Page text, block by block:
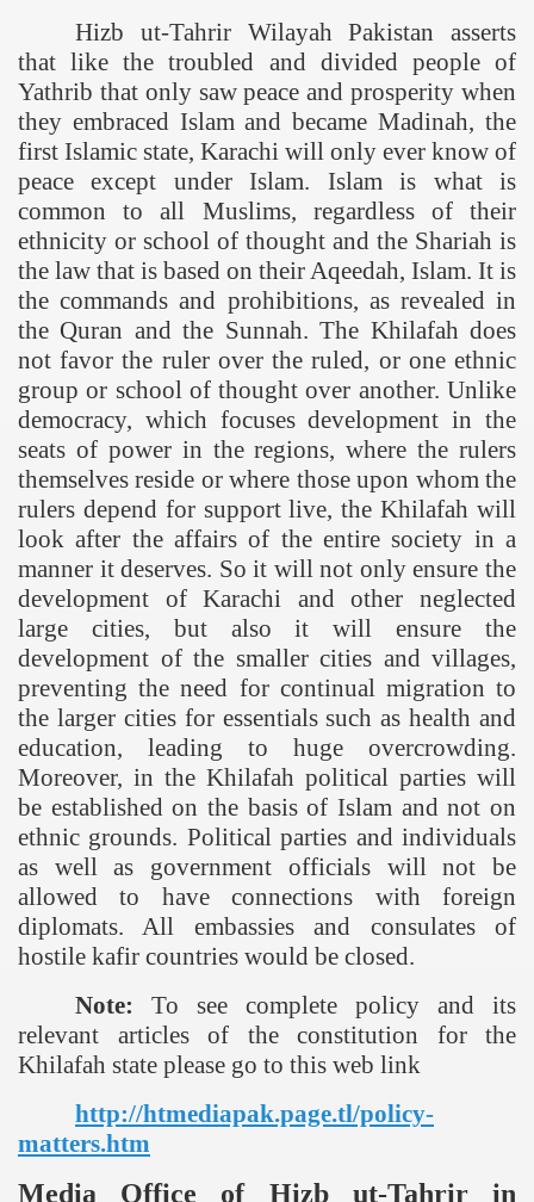
Hizb ut-Tahrir WilayahPakistan asserts
that like the troubled and divided people of
Yathrib that only saw peace and prosperity when
they embraced Islam and became Madinah, the
first Islamic state, Karachi will only ever know of
peace except under Islam. Islam is what is
common to all Muslims, regardless of their
ethnicity or school of thought and the Shariah is
the law that is based on their Aqeedah, Islam. It is
the commands and prohibitions, as revealed in
the Quran and the Sunnah. The Khilafah does
not favor the ruler over the ruled, or one ethnic
group or school of thought over another. Unlike
democracy, which focuses development in the
seats of power in the regions, where the rulers
themselves reside or where those upon whom the
rulers depend for support live, the Khilafah will
look after the affairs of the entire society in a
manner it deserves. So it will not only ensure the
development of Karachi and other neglected
large cities, but also it will ensure the
development of the smaller cities and villages,
preventing the need for continual migration to
the larger cities for essentials such as health and
education, leading to huge overcrowding.
Moreover, in the Khilafah political parties will
be established on the basis of Islam and not on
ethnic grounds. Political parties and individuals
as well as government officials will not be
allowed to have connections with foreign
diplomats. All embassies and consulates of
hostile kafir countries would be closed.
Note: To see complete policy and its
relevant articles of the constitution for the
Khilafah state please go to this web link
http://htmediapak.page.tl/policy-
matters.htm
Media Office of Hizb ut-Tahrir in